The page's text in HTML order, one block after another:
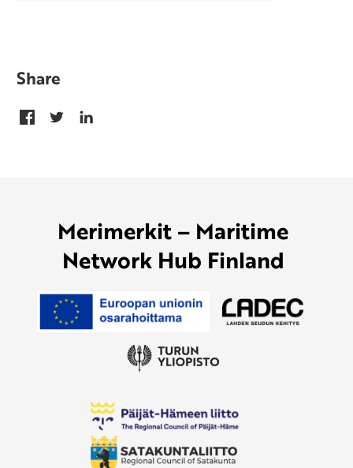
Share
Merimerkit – Maritime
Network Hub Finland